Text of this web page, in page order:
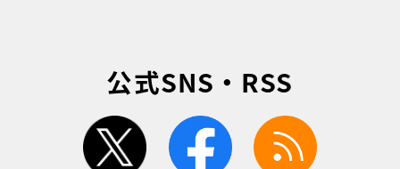
公式SNS・RSS
twitter facebook